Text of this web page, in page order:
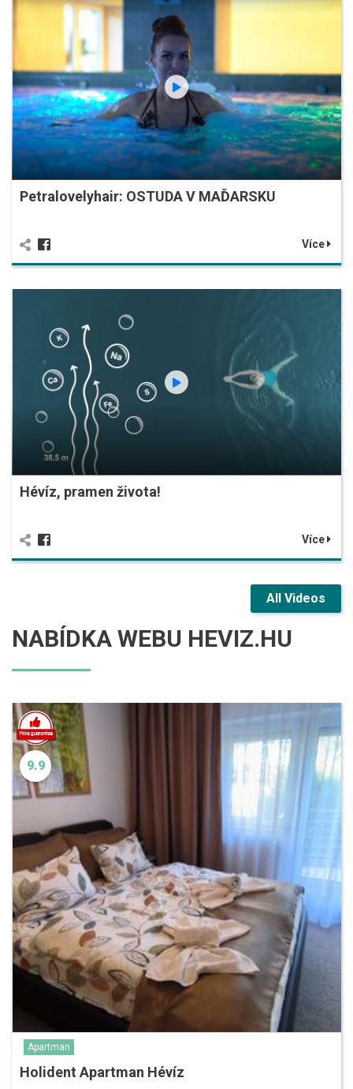
Petralovelyhair: OSTUDA V MAĎARSKU
Více
Hévíz, pramen života!
Více
All Videos
NABÍDKA WEBU HEVIZ.HU
9.9
Apartman
Holident Apartman Hévíz